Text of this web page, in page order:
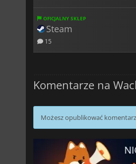
OFICJALNY SKLEP
Steam
15
Komentarze na
Możesz opublikować